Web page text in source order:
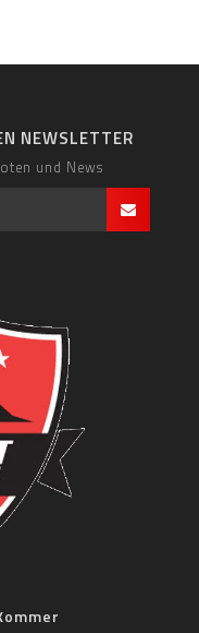
NEWSLETTER
und News